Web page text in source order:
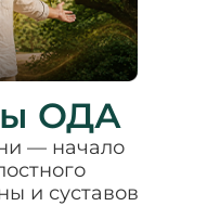
ОДА
— начало
и суставов